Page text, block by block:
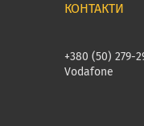
+380 (50) 279-
Vodafone